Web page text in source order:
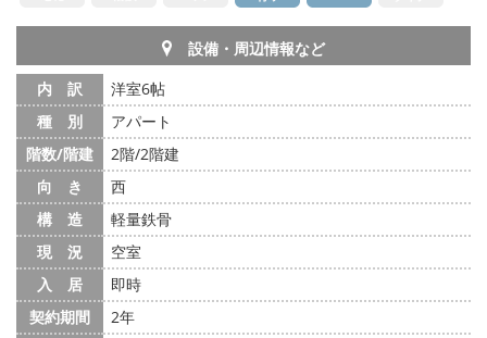
設備・周辺情報など
内 訳
洋室6帖
種 別
アパート
階数/階建
2階/2階建
向 き
西
構 造
軽量鉄骨
現 況
空室
入 居
即時
契約期間
2年